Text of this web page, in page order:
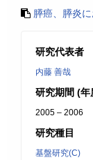
膵癌、膵炎
研究代表者
内藤 善哉
研究期間 (年
2005 – 2006
研究種目
基盤研究(C)